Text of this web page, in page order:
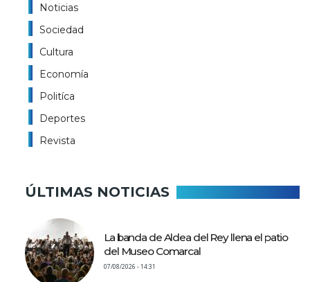
Noticias
Sociedad
Cultura
Economía
Politíca
Deportes
Revista
ÚLTIMAS NOTICIAS
La banda de Aldea del Rey llena el patio
del Museo Comarcal
07/08/2026 - 14:31